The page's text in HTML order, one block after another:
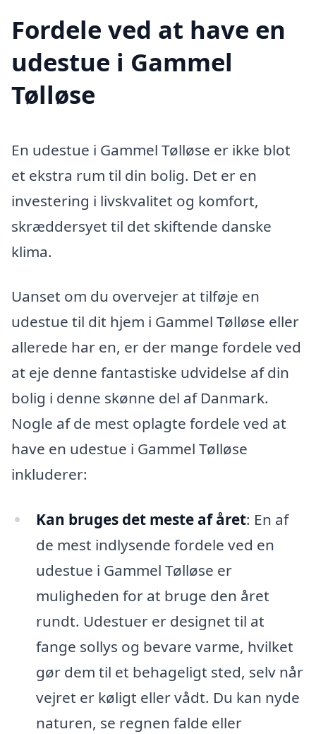
Fordele ved at have en
udestue i Gammel
Tølløse
En udestue i Gammel Tølløse er ikke blot
et ekstra rum til din bolig. Det er en
investering i livskvalitet og komfort,
skræddersyet til det skiftende danske
klima.
Uanset om du overvejer at tilføje en
udestue til dit hjem i Gammel Tølløse eller
allerede har en, er der mange fordele ved
at eje denne fantastiske udvidelse af din
bolig i denne skønne del af Danmark.
Nogle af de mest oplagte fordele ved at
have en udestue i Gammel Tølløse
inkluderer:
Kan bruges det meste af året: En af
de mest indlysende fordele ved en
udestue i Gammel Tølløse er
muligheden for at bruge den året
rundt. Udestuer er designet til at
fange sollys og bevare varme, hvilket
gør dem til et behageligt sted, selv når
vejret er køligt eller vådt. Du kan nyde
naturen, se regnen falde eller